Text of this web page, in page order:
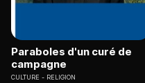
Paraboles d'un curé de
campagne
CULTURE RELIGION